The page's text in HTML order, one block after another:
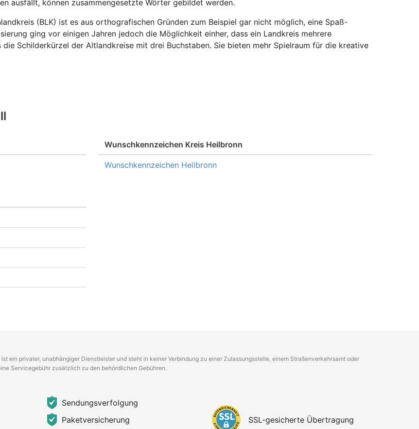
ausfällt, können zusammengesetzte Wörter gebildet werden.
(BLK) ist es aus orthografischen Gründen zum Beispiel gar nicht möglich, eine Spaß-
ging vor einigen Jahren jedoch die Möglichkeit einher, dass ein Landkreis mehrere
Schilderkürzel der Altlandkreise mit drei Buchstaben. Sie bieten mehr Spielraum für die kreative
Wunschkennzeichen Kreis Heilbronn
Wunschkennzeichen Heilbronn
ein privater, unabhängiger Dienstleister und steht in keiner Verbindung zu einer Zulassungsstelle, einem Straßenverkehrsamt oder
Servicegebühr zusätzlich zu den behördlichen Gebühren.
Sendungsverfolgung
Paketversicherung
SSL-gesicherte Übertragung